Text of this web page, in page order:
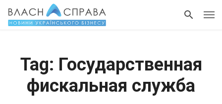
Tag: Государственная
фискальная служба